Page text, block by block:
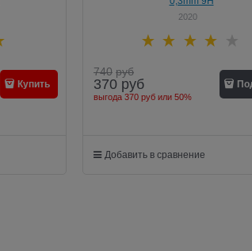
Купить
2020
740 руб
370 руб
выгода 370 руб или 50%
Добавить в сравнение